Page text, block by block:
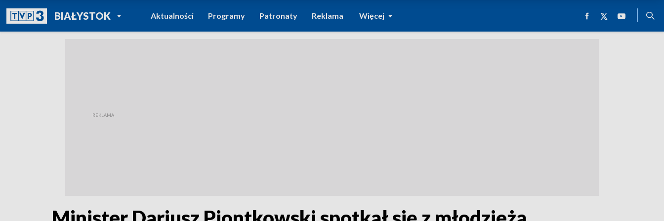
BIAŁYSTOKPOWRÓT DO
TVP REGIONY
Aktualności Programy Patronaty Reklama Więcej